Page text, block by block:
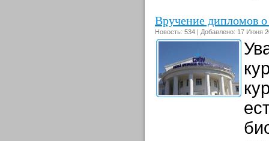
Вручение дипломов
Новость: 534 | Добавлено: 17 Июня